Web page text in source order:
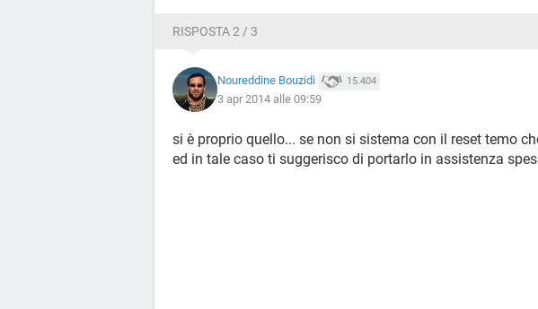
RISPOSTA 2 / 3
Noureddine Bouzidi 15.404
3 apr 2014 alle 09:59
si è proprio quello... se non si sistema con il reset temo
ed in tale caso ti suggerisco di portarlo in assistenza